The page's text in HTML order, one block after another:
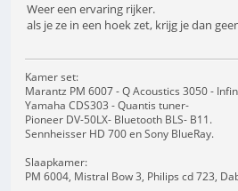
Weer een ervaring rijker.
als je ze in een hoek zet, krijg je dan
Kamer set:
Marantz PM 6007 - Q Acoustics 3050 -
Yamaha CDS303 - Quantis tuner-
Pioneer DV-50LX- Bluetooth BLS- B11.
Sennheisser HD 700 en Sony BlueRay.
Slaapkamer:
PM 6004, Mistral Bow 3, Philips cd 723,